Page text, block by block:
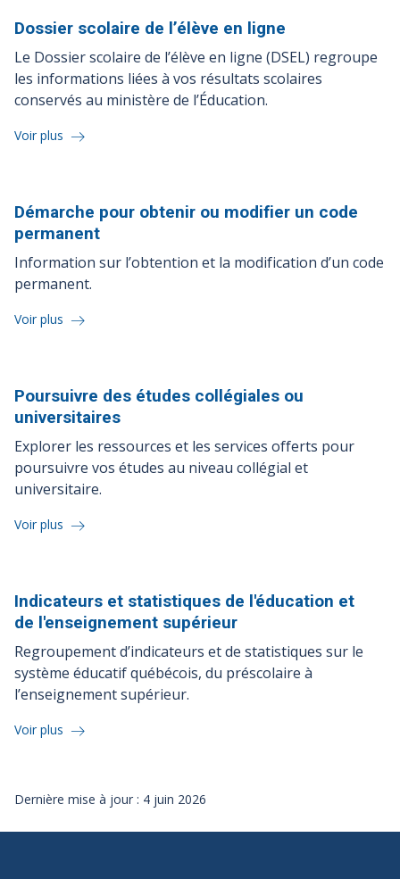
Dossier scolaire de l’élève en ligne
Le Dossier scolaire de l’élève en ligne (DSEL) regroupe
les informations liées à vos résultats scolaires
conservés au ministère de l’Éducation.
Voir plus
Démarche pour obtenir ou modifier un code
permanent
Information sur l’obtention et la modification d’un code
permanent.
Voir plus
Poursuivre des études collégiales ou
universitaires
Explorer les ressources et les services offerts pour
poursuivre vos études au niveau collégial et
universitaire.
Voir plus
Indicateurs et statistiques de l'éducation et
de l'enseignement supérieur
Regroupement d’indicateurs et de statistiques sur le
système éducatif québécois, du préscolaire à
l’enseignement supérieur.
Voir plus
Dernière mise à jour : 4 juin 2026